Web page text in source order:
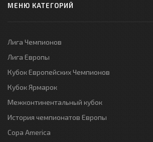
МЕНЮ КАТЕГОРИЙ
Лига Чемпионов
Лига Европы
Кубок Европейских Чемпионов
Кубок Ярмарок
Межконтинентальный кубок
История чемпионатов Европы
Copa America